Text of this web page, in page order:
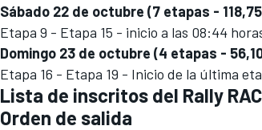
Sábado 22 de octubre (7 etapas -
Etapa 9 - Etapa 15 - inicio a las 08:44
Domingo 23 de octubre (4 etapas -
Etapa 16 - Etapa 19 - Inicio de la última
Lista de inscritos del Rally
Orden de salida